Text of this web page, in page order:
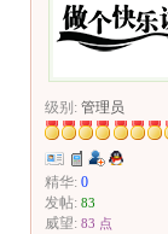
级别: 管理员
精华: 0
发帖: 83
威望: 83 点